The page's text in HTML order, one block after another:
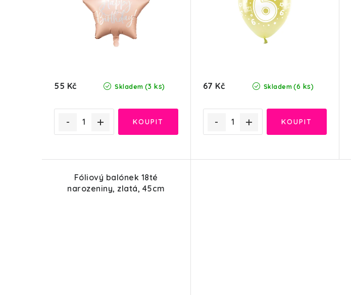
Skladem (3 ks)
55 Kč Skladem (6 ks)
67 Kč
Fóliový balónek 18té
narozeniny, zlatá, 45cm